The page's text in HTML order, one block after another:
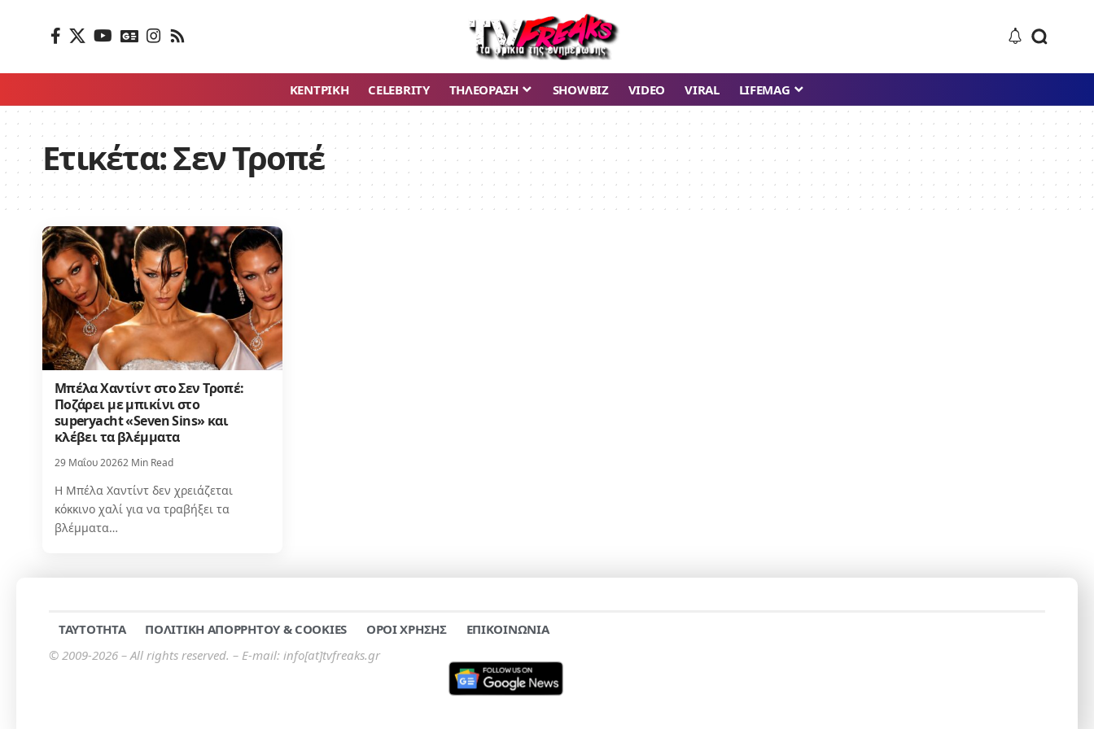
ΚΕΝΤΡΙΚΗ CELEBRITY ΤΗΛΕΟΡΑΣΗ SHOWBIZ VIDEO VIRAL LIFEMAG
Ετικέτα:Σεν Τροπέ
Μπέλα Χαντίντ στο Σεν Τροπέ:
Ποζάρει με μπικίνι στο
superyacht «Seven Sins» και
κλέβει τα βλέμματα
29 Μαΐου 20262 Min Read
Η Μπέλα Χαντίντ δεν χρειάζεται
κόκκινο χαλί για να τραβήξει τα
βλέμματα…
TAYTOTHTA ΠΟΛΙΤΙΚΗ ΑΠΟΡΡΗΤΟΥ & COOKIES ΟΡΟΙ ΧΡΗΣΗΣ
ΕΠΙΚΟΙΝΩΝΙΑ
© 2009-2026 – All rights reserved. – E-mail: info[at]tvfreaks.gr